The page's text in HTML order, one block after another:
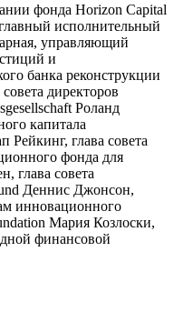
фонда Horizon Capital
исполнительный
управляющий
и
банка реконструкции
директоров
Роланд
капитала
Рейкинг, глава совета
фонда для
глава совета
Деннис Джонсон,
инновационного
Мария Козлоски,
финансовой